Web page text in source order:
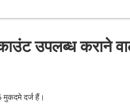
उपलब्ध कराने
मुकदमे दर्ज हैं।